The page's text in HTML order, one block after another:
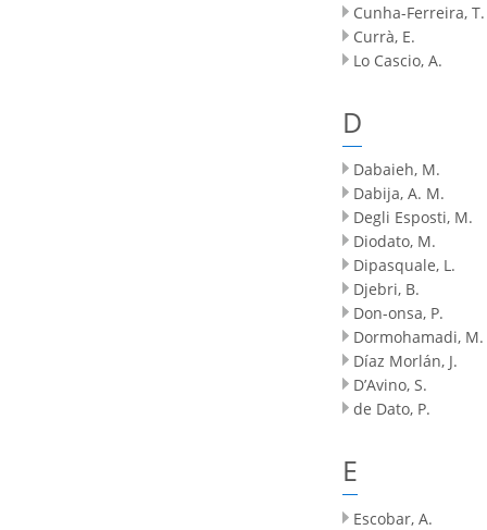
Cunha-Ferreira, T.
Currà, E.
Lo Cascio, A.
D
Dabaieh, M.
Dabija, A. M.
Degli Esposti, M.
Diodato, M.
Dipasquale, L.
Djebri, B.
Don-onsa, P.
Dormohamadi, M.
Díaz Morlán, J.
D’Avino, S.
de Dato, P.
E
Escobar, A.